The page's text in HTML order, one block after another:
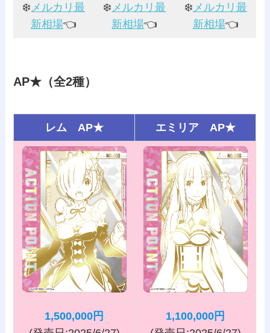
❄️ メルカリ最
新相場👈️
❄️ メルカリ最
新相場👈️
❄️ メルカリ最
新相場👈️
AP★（全2種）
レム AP★ エミリア AP★
1,500,000円
1,100,000円